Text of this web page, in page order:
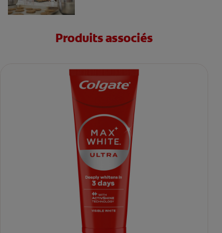
Produits associés